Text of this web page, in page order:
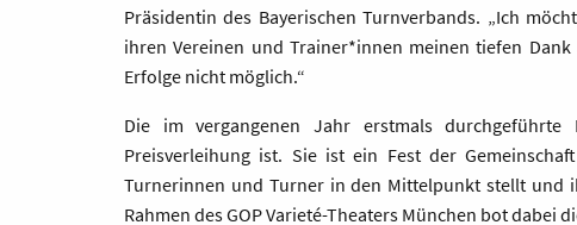
Präsidentin des Bayerischen Turnverbands. „Ich
ihren Vereinen und Trainer*innen meinen tiefen
Erfolge nicht möglich.“
Die im vergangenen Jahr erstmals
Preisverleihung ist. Sie ist ein Fest der
Turnerinnen und Turner in den Mittelpunkt stellt und
Rahmen des GOP Varieté-Theaters München bot dabei